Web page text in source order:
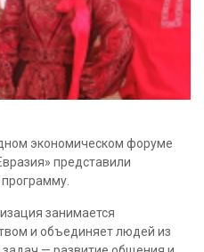
экономическом форуме
представили
занимается
и объединяет людей из